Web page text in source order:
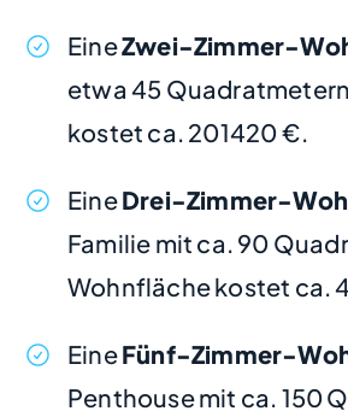
EineZwei-Zimmer-
etwa 45
kostet ca. 201420 €.
EineDrei-Zimmer-
Familie mit ca. 90
Wohnfläche kostet ca.
EineFünf-Zimmer-
Penthouse mit ca. 150